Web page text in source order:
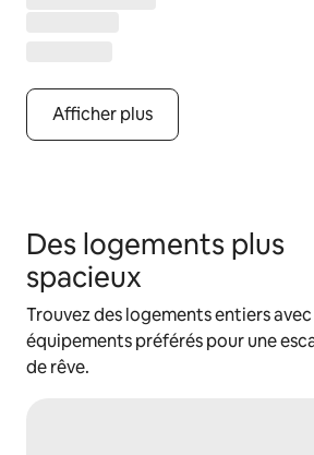
Afficher plus
Des logements plus
spacieux
Trouvez des logements entiers
équipements préférés pour une
de rêve.